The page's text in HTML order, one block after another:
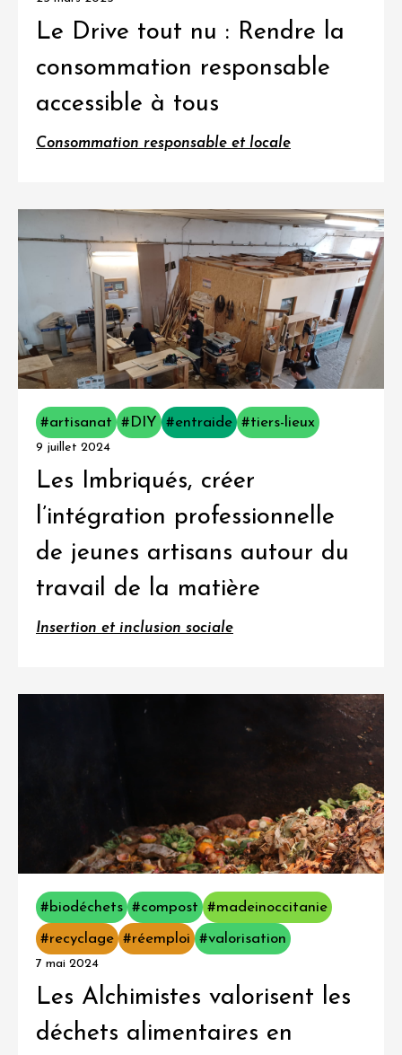
Le Drive tout nu : Rendre la
consommation responsable
accessible à tous
Consommation responsable et locale
#artisanat #DIY #entraide #tiers-lieux
9 juillet 2024
Les Imbriqués, créer
l’intégration professionnelle
de jeunes artisans autour du
travail de la matière
Insertion et inclusion sociale
#biodéchets #compost #madeinoccitanie
#recyclage #réemploi #valorisation
7 mai 2024
Les Alchimistes valorisent les
déchets alimentaires en